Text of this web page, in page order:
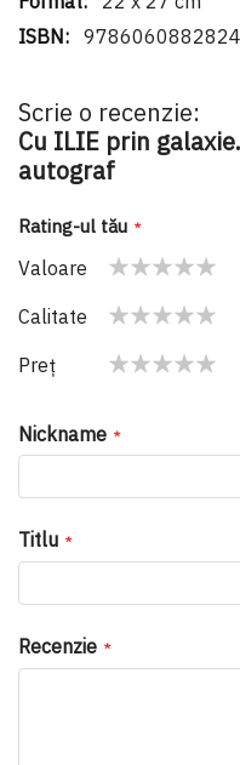
9786060882824
Scrie o recenzie:
Cu ILIE prin
autograf
Rating-ul tău
Valoare
star
stars
stars
stars
stars
Calitate
star
stars
stars
stars
stars
Preţ
Nickname
Titlu
Recenzie